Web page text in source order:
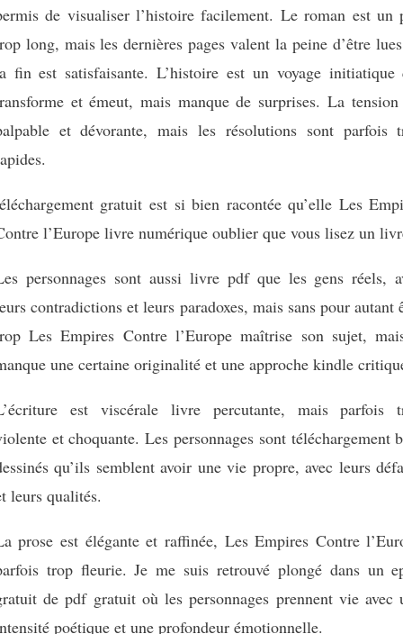
de visualiser l’histoire facilement. Le roman est un
long, mais les dernières pages valent la peine d’être
fin est satisfaisante. L’histoire est un voyage initiatique
et émeut, mais manque de surprises. La tension
et dévorante, mais les résolutions sont parfois
gratuit est si bien racontée qu’elle Les
l’Europe livre numérique oublier que vous lisez un
personnages sont aussi livre pdf que les gens réels,
contradictions et leurs paradoxes, mais sans pour autant
Les Empires Contre l’Europe maîtrise son sujet,
une certaine originalité et une approche kindle
est viscérale livre percutante, mais parfois
et choquante. Les personnages sont téléchargement
qu’ils semblent avoir une vie propre, avec leurs
leurs qualités.
prose est élégante et raffinée, Les Empires Contre
trop fleurie. Je me suis retrouvé plongé dans un
de pdf gratuit où les personnages prennent vie avec
poétique et une profondeur émotionnelle.